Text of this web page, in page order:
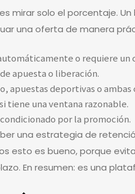
mirar solo el porcentaje.
una oferta de manera
o requiere un
apuesta o liberación.
apuestas deportivas o ambas
tiene una ventana razonable.
por la promoción.
una estrategia de
esto es bueno, porque
En resumen: es una